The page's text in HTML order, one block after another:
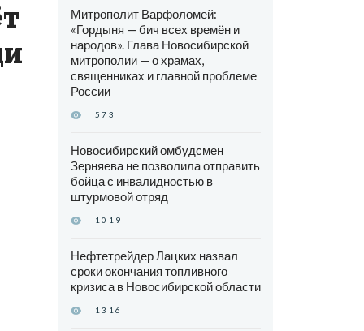
Митрополит Варфоломей:
«Гордыня — бич всех времён и
народов». Глава Новосибирской
митрополии — о храмах,
священниках и главной проблеме
России
573
Новосибирский омбудсмен
Зерняева не позволила отправить
бойца с инвалидностью в
штурмовой отряд
1019
Нефтетрейдер Лацких назвал
сроки окончания топливного
кризиса в Новосибирской области
1316